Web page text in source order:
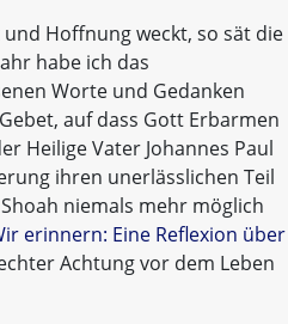
Hoffnung weckt, so sät die
habe ich das
Worte und Gedanken
auf dass Gott Erbarmen
Heilige Vater Johannes Paul
ihren unerlässlichen Teil
niemals mehr möglich
erinnern: Eine Reflexion über
Achtung vor dem Leben